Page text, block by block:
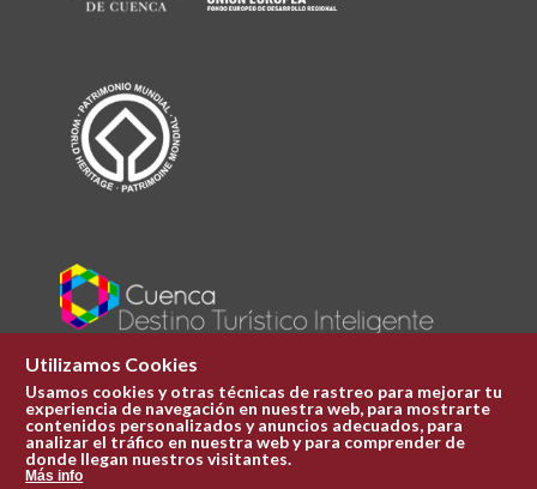
Plaza Mayor 1
969 241 051
ofi.turismo@cuenca.es
Utilizamos Cookies
Usamos cookies y otras técnicas de rastreo para mejorar tu
experiencia de navegación en nuestra web, para mostrarte
contenidos personalizados y anuncios adecuados, para
analizar el tráfico en nuestra web y para comprender de
donde llegan nuestros visitantes.
Más info